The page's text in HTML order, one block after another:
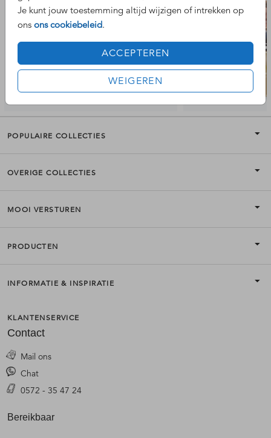
Je kunt jouw toestemming altijd wijzigen of intrekken op
ons ons cookiebeleid.
ACCEPTEREN
WEIGEREN
POPULAIRE COLLECTIES
OVERIGE COLLECTIES
MOOI VERSTUREN
PRODUCTEN
INFORMATIE & INSPIRATIE
KLANTENSERVICE
Contact
Mail ons
Chat
0572 - 35 47 24
Bereikbaar